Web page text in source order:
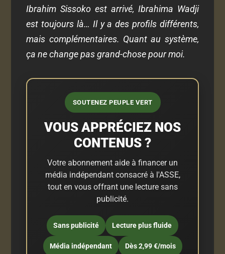
Ibrahim Sissoko est arrivé, Ibrahima Wadji
est toujours là… Il y a des profils différents,
mais complémentaires. Quant au système,
ça ne change pas grand-chose pour moi.
SOUTENEZ PEUPLE VERT
VOUS APPRÉCIEZ NOS
CONTENUS ?
Votre abonnement aide à financer un
média indépendant consacré à l'ASSE,
tout en vous offrant une lecture sans
publicité.
Sans publicité Lecture plus fluide
Média indépendant Dès 2,99 €/mois